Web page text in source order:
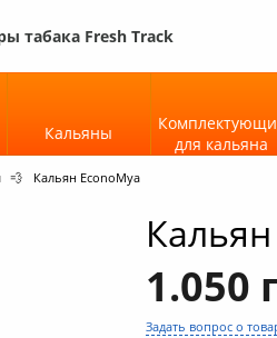
табака Fresh Track
Кальяны
для кальяна
💨 Кальян EconoMya
1.050
Задать вопрос о